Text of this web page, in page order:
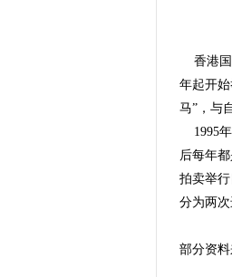
香港国
年起开
马”，与
1995年
后每年
拍卖举
分为两次
部分资